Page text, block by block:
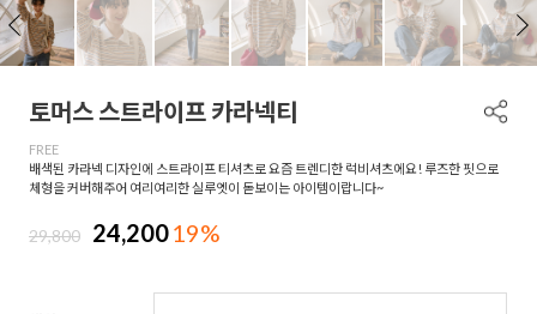
토머스 스트라이프 카라넥티
FREE
배색된 카라넥 디자인에 스트라이프 티셔츠로 요즘 트렌디한 럭비셔츠에요! 루즈한 핏으로
체형을 커버해주어 여리여리한 실루엣이 돋보이는 아이템이랍니다~
29,800 24,20019%